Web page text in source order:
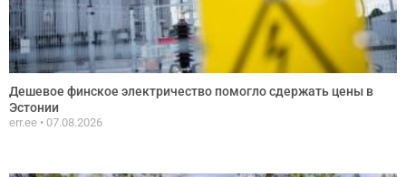
Дешевое финское электричество помогло сдержать цены в
Эстонии
err.ee 07.08.2026